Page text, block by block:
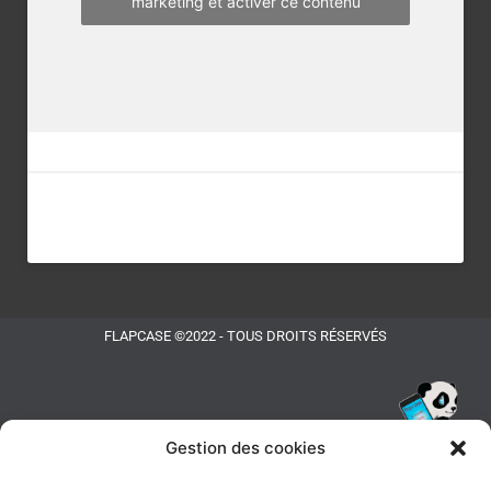
Gestion des cookies
FLAPCASE ©2022 - TOUS DROITS RÉSERVÉS